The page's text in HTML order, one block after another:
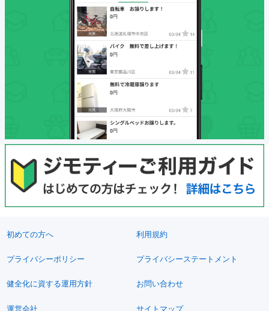
初めての方へ 利用規約
プライバシーポリシー プライバシーステートメント
健全化に資する運用方針 お問い合わせ
運営会社 サイトマップ